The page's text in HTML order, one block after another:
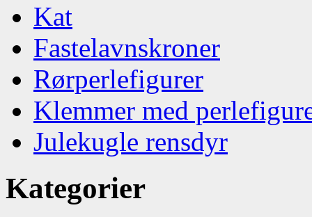
Kat
Fastelavnskroner
Rørperlefigurer
Klemmer med
Julekugle rensdyr
Kategorier